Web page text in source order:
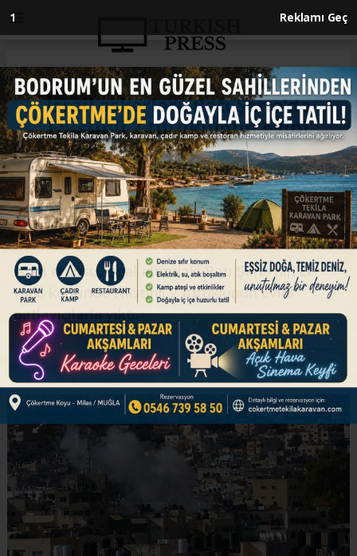
Anasayfa İSRAİL-FİLİSTİN
İsrail askerleri, Batı Şeria'da
Filistinli 2 tutuklunun evini
yıktı
İSRAİL-FİLİSTİN
17.04.2024 - 10:44, Güncelleme: 17.04.2024 - 10:44
İsrail ordusu, işgal altındaki Batı Şeria'nın El
Halil kentinde Filistinli 2 tutuklunun evini
patlayıcılarla yıktı.
ABONE OL